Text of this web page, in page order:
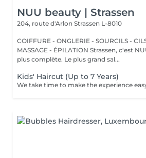
NUU beauty | Strassen
204, route d'Arlon Strassen L-8010
COIFFURE - ONGLERIE - SOURCILS -
MASSAGE - ÉPILATION Strassen, c'est NUU dans sa version la
plus complète. Le plus grand sal...
Kids' Haircut (Up to 7 Years)